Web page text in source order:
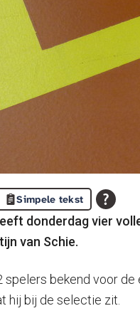
Simpele tekst
donderdag vier
van Schie.
spelers bekend voor
hij bij de selectie zit.